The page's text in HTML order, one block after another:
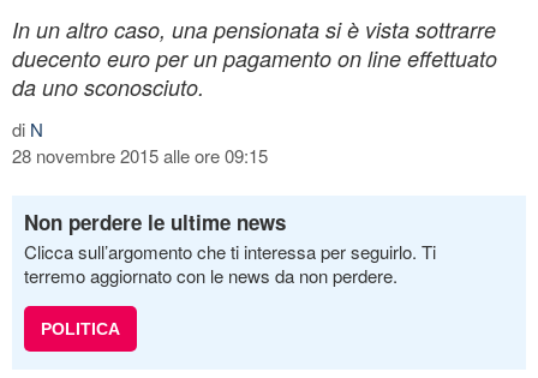
In un altro caso, una pensionata si è vista sottrarre
duecento euro per un pagamento on line effettuato
da uno sconosciuto.
di N
28 novembre 2015 alle ore 09:15
Non perdere le ultime news
Clicca sull’argomento che ti interessa per seguirlo. Ti
terremo aggiornato con le news da non perdere.
POLITICA